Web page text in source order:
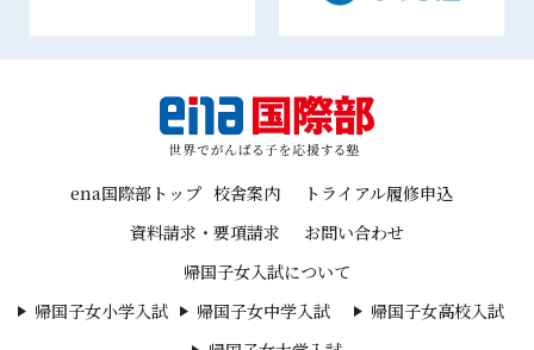
ena国際部トップ 校舎案内
トライアル履修申込
資料請求・要項請求
お問い合わせ
帰国子女入試について
帰国子女小学入試
帰国子女中学入試
帰国子女高校入試